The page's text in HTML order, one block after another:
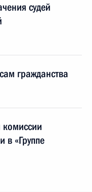
судей
гражданства
в «Группе